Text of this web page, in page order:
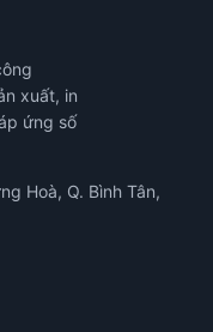
xuất, in
ứng số
Hoà, Q. Bình Tân,